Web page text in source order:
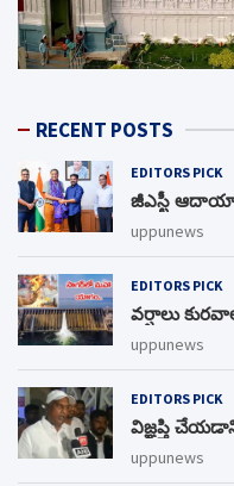
RECENT POSTS
EDITORS PICK
జీఎస్టీ
uppunews
EDITORS PICK
వర్షాలు
uppunews
EDITORS PICK
విజ్ఞప్తి
uppunews